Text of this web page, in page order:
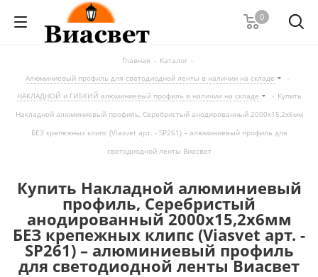
0
Главная - Каталог -
Алюминиевый профиль для светодиодной ленты в наличии на складе
-
НАКЛАДНОЙ и ГИБКИЙ алюминиевый профиль в наличии на складе
- Купить
Накладной алюминиевый профиль, Серебристый анодированный 2000х15,2х6мм
БЕЗ крепежных клипс (Viasvet арт. - SP261) – алюминиевый профиль для
светодиодной ленты Виасвет
Купить Накладной алюминиевый
профиль, Серебристый
анодированный 2000х15,2х6мм
БЕЗ крепежных клипс (Viasvet арт. -
SP261) – алюминиевый профиль
для светодиодной ленты Виасвет